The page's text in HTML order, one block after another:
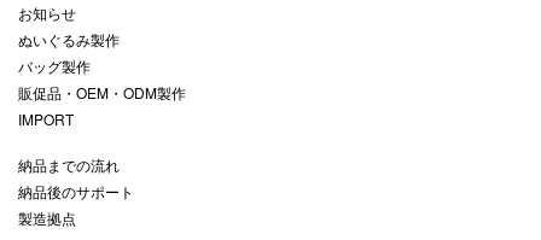
お知らせ
ぬいぐるみ製作
バッグ製作
販促品・OEM・ODM製作
IMPORT
納品までの流れ
納品後のサポート
製造拠点